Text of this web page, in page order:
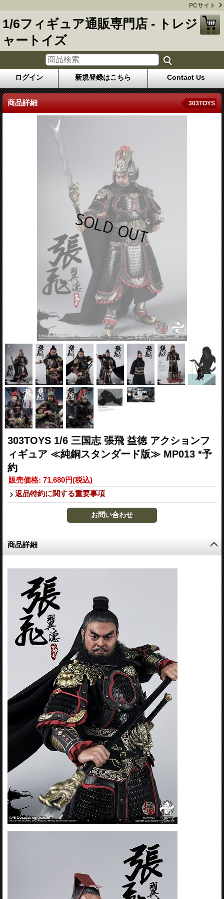
PCサイト
1/6フィギュア通販専門店 - トレジ
ャートイズ
ログイン 新規登録はこちら Contact Us
商品詳細 303TOYS
303TOYS 1/6 三国志 張飛 益徳 アクションフ
ィギュア ≪純銅スタンダード版≫ MP013 *予
約
販売価格: 71,680円(税込)
返品特約に関する重要事項
商品詳細